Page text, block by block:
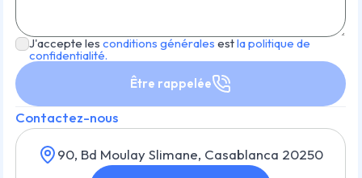
J'accepte les conditions générales estla politique de
confidentialité.
Être rappelée
Contactez-nous
90, Bd Moulay Slimane, Casablanca 20250